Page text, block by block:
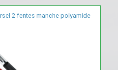
2 fentes manche polyamide